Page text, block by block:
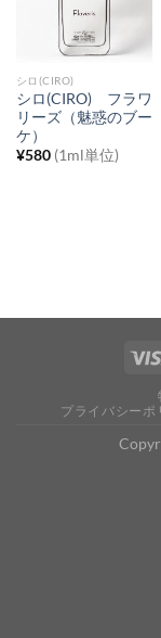
シロ(CIRO)
シロ(CIRO) フラワ
リーズ（魅惑のブー
ケ）
¥580 (1ml単位)
プライバシーポ